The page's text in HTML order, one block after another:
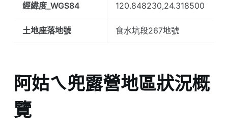
經緯度_WGS84 120.848230,24.318500
土地座落地號 食水坑段267地號
阿姑ㄟ兜露營地區狀況概
覽